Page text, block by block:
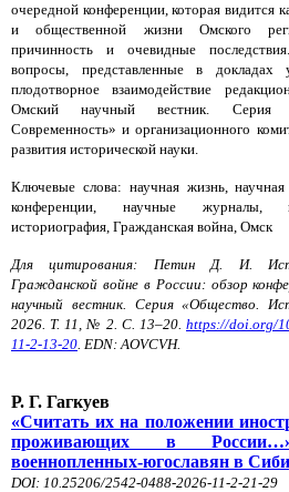
очередной конференции, которая видится
и общественной жизни Омского
причинность и очевидные
вопросы, представленные в докладах
плодотворное взаимодействие
Омский научный вестник. Серия
Современность» и организационного
развития исторической науки.
Ключевые слова: научная жизнь,
конференции, научные журналы,
историография, Гражданская война, Омск
Для цитирования: Петин Д. И.
Гражданской войне в России: обзор
научный вестник. Серия «Общество.
2026. Т. 11, № 2. С. 13–20. https://doi.org/
11-2-13-20 . EDN: AOVCVH.
Р. Г. Гагкуев
«Считать их на положении
проживающих в
военнопленных-югославян в
DOI: 10.25206/2542-0488-2026-11-2-21-29